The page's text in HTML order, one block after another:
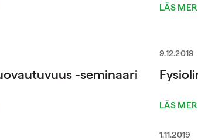
LÄS MER
-seminaari
9.12.2019
LÄS MER
1.11.2019